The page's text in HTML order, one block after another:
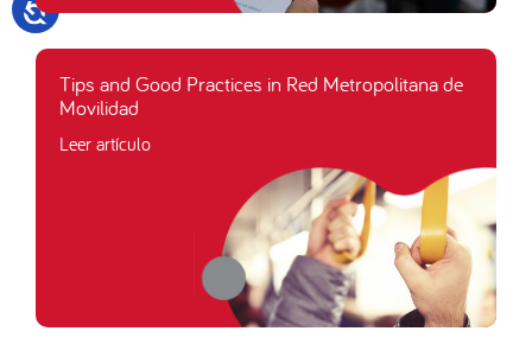
Tips and Good Practices in Red Metropolitana de
Movilidad
Leer artículo